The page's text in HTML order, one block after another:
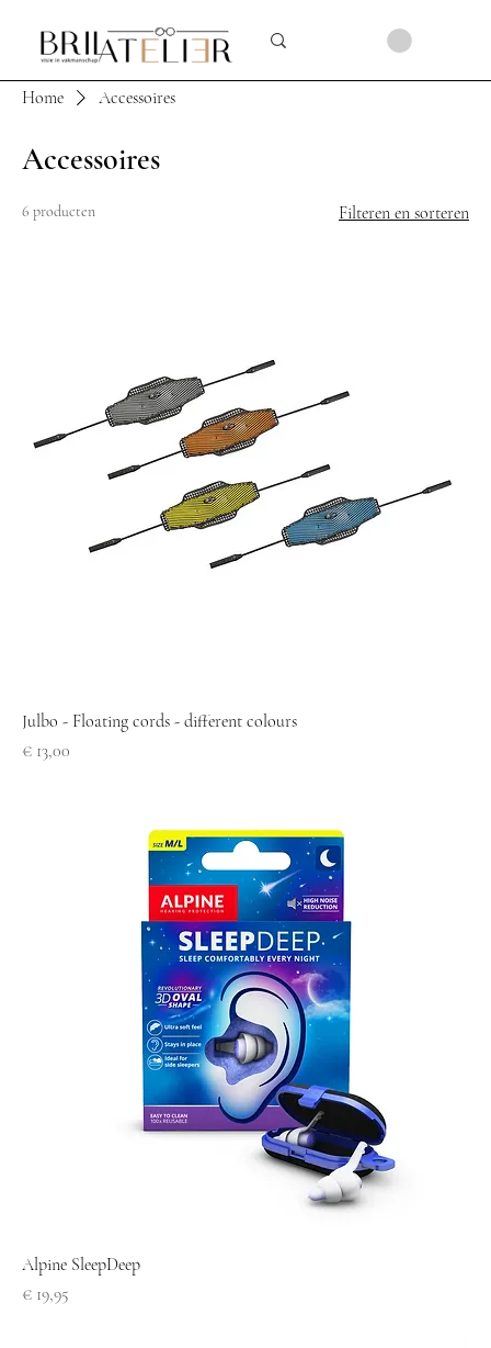
Home Accessoires
Accessoires
6 producten Filteren en sorteren
Julbo - Floating cords - different colours
Prijs
€ 13,00
Alpine SleepDeep
Prijs
€ 19,95